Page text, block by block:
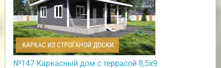
КАРКАС ИЗ СТРОГАНОЙ ДОСКИ
№147 Каркасный дом с террасой 8,5х9